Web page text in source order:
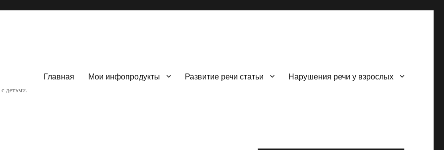
детьми.
Главная Мои инфопродукты Развитие речи статьи Нарушения речи у взрослых